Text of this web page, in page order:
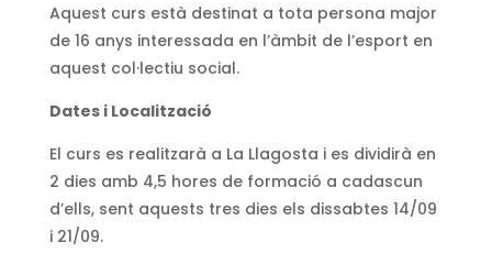
Aquest curs està destinat a tota persona major
de 16 anys interessada en l’àmbit de l’esport en
aquest col·lectiu social.
Dates i Localització
El curs es realitzarà a La Llagosta i es dividirà en
2 dies amb 4,5 hores de formació a cadascun
d’ells, sent aquests tres dies els dissabtes 14/09
i 21/09.